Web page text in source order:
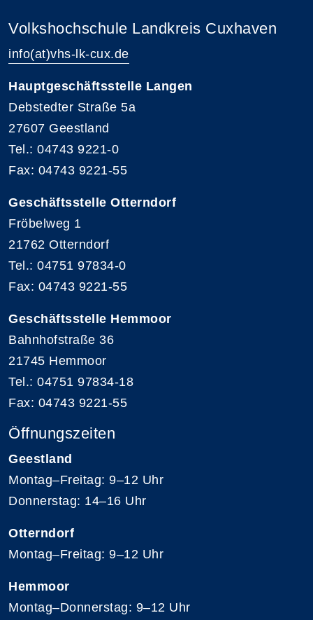
Volkshochschule Landkreis Cuxhaven
info(at)vhs-lk-cux.de
Hauptgeschäftsstelle Langen
Debstedter Straße 5a
27607 Geestland
Tel.: 04743 9221-0
Fax: 04743 9221-55
Geschäftsstelle Otterndorf
Fröbelweg 1
21762 Otterndorf
Tel.: 04751 97834-0
Fax: 04743 9221-55
Geschäftsstelle Hemmoor
Bahnhofstraße 36
21745 Hemmoor
Tel.: 04751 97834-18
Fax: 04743 9221-55
Öffnungszeiten
Geestland
Montag–Freitag: 9–12 Uhr
Donnerstag: 14–16 Uhr
Otterndorf
Montag–Freitag: 9–12 Uhr
Hemmoor
Montag–Donnerstag: 9–12 Uhr